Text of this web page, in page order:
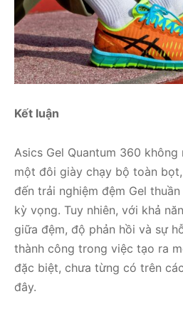
Kết luận
Asics Gel Quantum 360
một đôi giày chạy bộ toàn
đến trải nghiệm đệm Gel
kỳ vọng. Tuy nhiên, với khả
giữa đệm, độ phản hồi và sự
thành công trong việc tạo ra
đặc biệt, chưa từng có trên
đây.